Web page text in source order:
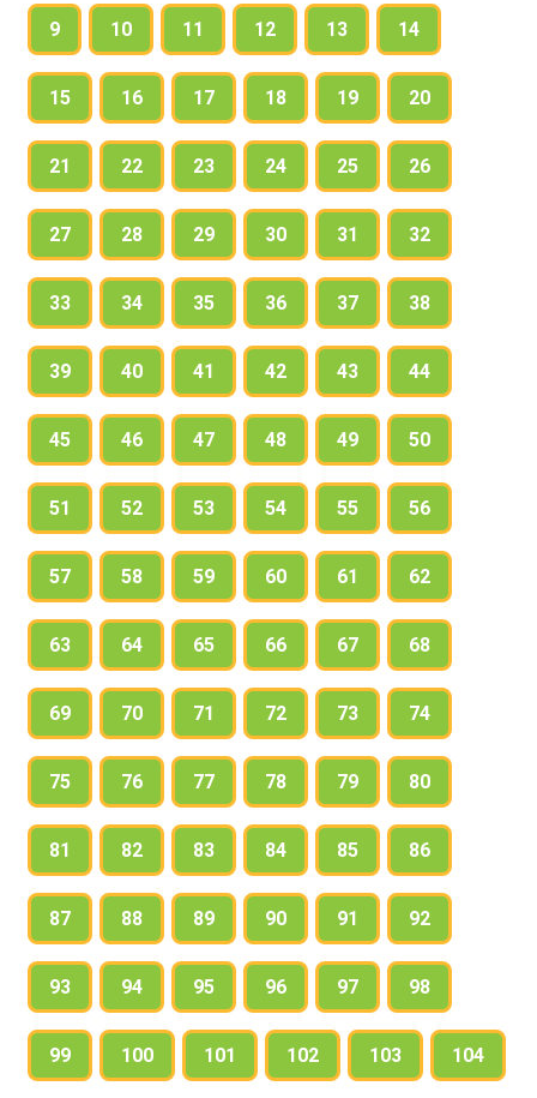
9 10 11 12 13 14
15 16 17 18 19 20
21 22 23 24 25 26
27 28 29 30 31 32
33 34 35 36 37 38
39 40 41 42 43 44
45 46 47 48 49 50
51 52 53 54 55 56
57 58 59 60 61 62
63 64 65 66 67 68
69 70 71 72 73 74
75 76 77 78 79 80
81 82 83 84 85 86
87 88 89 90 91 92
93 94 95 96 97 98
99 100 101 102 103 104